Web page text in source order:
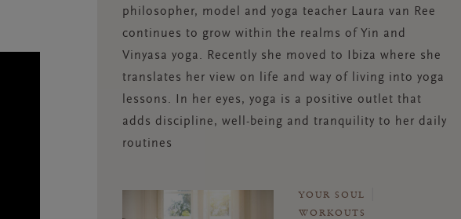
philosopher, model and yoga teacher Laura van Ree
continues to grow within the realms of Yin and
Vinyasa yoga. Recently she moved to Ibiza where she
translates her view on life and way of living into yoga
lessons. In her eyes, yoga is a positive outlet that
adds discipline, well-being and tranquility to her daily
routines
YOUR SOUL
WORKOUTS